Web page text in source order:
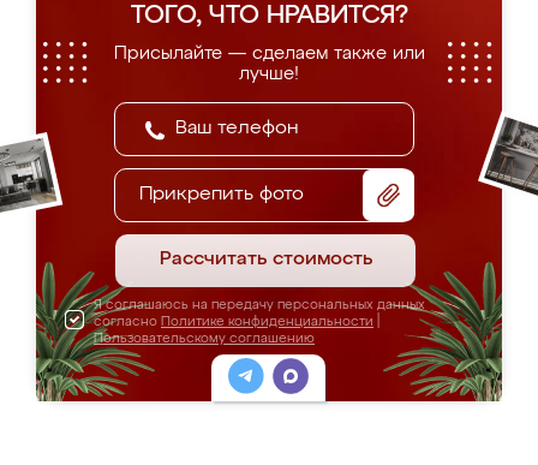
ТОГО, ЧТО НРАВИТСЯ?
Присылайте — сделаем также или
лучше!
Прикрепить фото
Рассчитать стоимость
Я соглашаюсь на передачу персональных данных
согласно Политике конфиденциальности
Пользовательскому соглашению